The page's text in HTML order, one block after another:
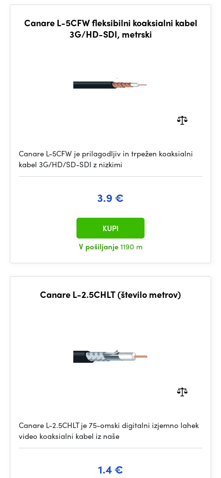
Canare L-5CFW fleksibilni koaksialni kabel
3G/HD-SDI, metrski
Canare L-5CFW je prilagodljiv in trpežen koaksialni
kabel 3G/HD/SD-SDI z nizkimi
3.9 €
V pošiljanje1190 m
KUPI
Canare L-2.5CHLT (število metrov)
Canare L-2.5CHLT je 75-omski digitalni izjemno lahek
video koaksialni kabel iz naše
1.4 €